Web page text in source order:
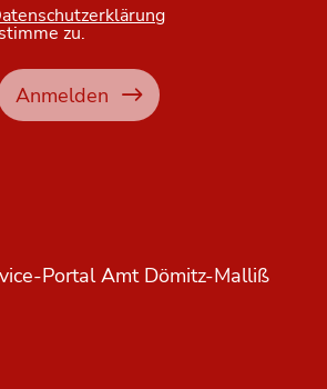
Anmelden
zu.
Portal Amt Dömitz-Malliß